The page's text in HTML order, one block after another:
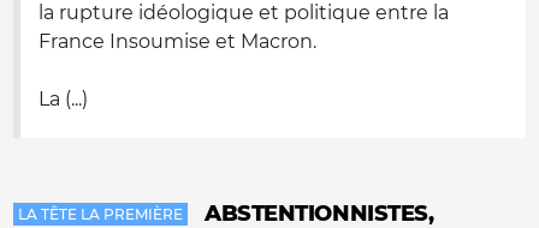
la rupture idéologique et politique entre la
France Insoumise et Macron.
La (...)
LA TÊTE LA PREMIÈRE
ABSTENTIONNISTES,